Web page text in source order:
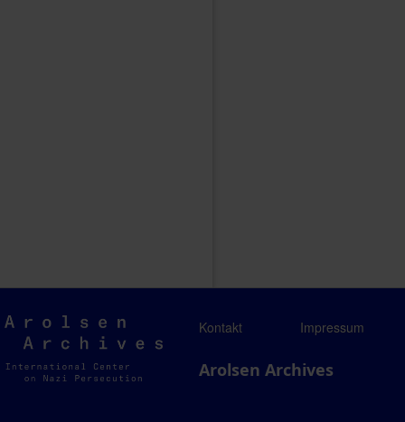
Arolsen
Archives
Kontakt Impressum
Arolsen Archives